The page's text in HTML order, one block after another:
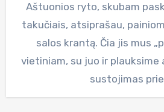
Aštuonios ryto, skubam paskui vietinį painiais
takučiais, atsiprašau,
salos krantą. Čia jis mus
vietiniam, su juo ir plauksime
sustojimas